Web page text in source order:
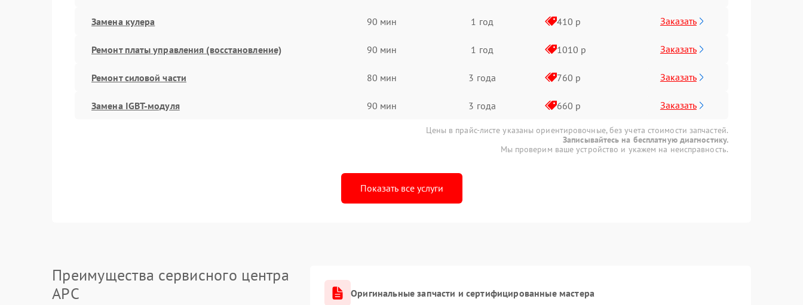
Замена кулера 90 мин 1 год 410 р Заказать
Ремонт платы управления (восстановление) 90 мин 1 год 1010 р Заказать
Ремонт силовой части 80 мин 3 года 760 р Заказать
Замена IGBT-модуля 90 мин 3 года 660 р Заказать
Цены в прайс-листе указаны ориентировочные, без учета стоимости запчастей.
Записывайтесь на бесплатную диагностику.
Мы проверим ваше устройство и укажем на неисправность.
Показать все услуги
Преимущества сервисного центра
APC
Оригинальные запчасти и сертифицированные мастера